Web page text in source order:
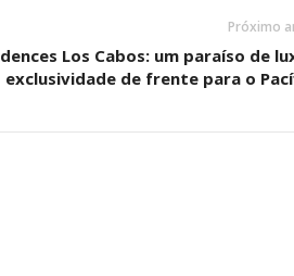
Próximo
Los Cabos: um paraíso de
exclusividade de frente para o